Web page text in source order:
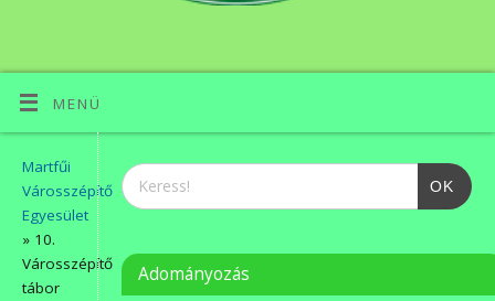
MENÜ
Martfűi
Városszépítő
Egyesület
» 10.
Városszépítő
tábor
OK
Adományozás